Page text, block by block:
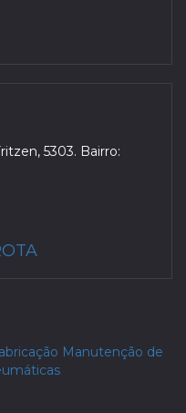
5303. Bairro:
Manutenção de